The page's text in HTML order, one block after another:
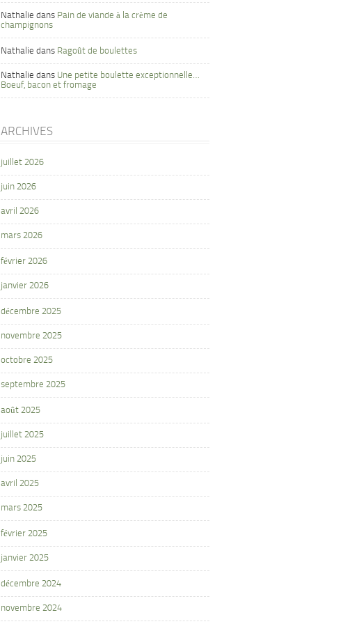
Nathalie dans Pain de viande à la crème de
champignons
Nathalie dans Ragoût de boulettes
Nathalie dans Une petite boulette exceptionnelle…
Boeuf, bacon et fromage
ARCHIVES
juillet 2026
juin 2026
avril 2026
mars 2026
février 2026
janvier 2026
décembre 2025
novembre 2025
octobre 2025
septembre 2025
août 2025
juillet 2025
juin 2025
avril 2025
mars 2025
février 2025
janvier 2025
décembre 2024
novembre 2024